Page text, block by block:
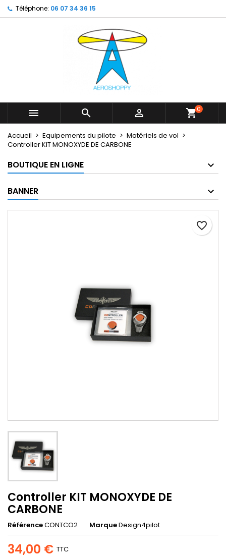
Téléphone: 06 07 34 36 15
   shopping_cart0
Accueil Equipements du pilote
Matériels de vol
Controller KIT MONOXYDE DE CARBONE
BOUTIQUE EN LIGNE
BANNER
Controller KIT MONOXYDE DE
CARBONE
RéférenceCONTCO2 MarqueDesign4pilot
34,00 € TTC
favorite_border
My wishlists ×
Create new list
Créer une liste d'envies ×
Nom de la liste d'envies
Connexion ×
Vous devez être connecté pour ajouter des produits
Annuler